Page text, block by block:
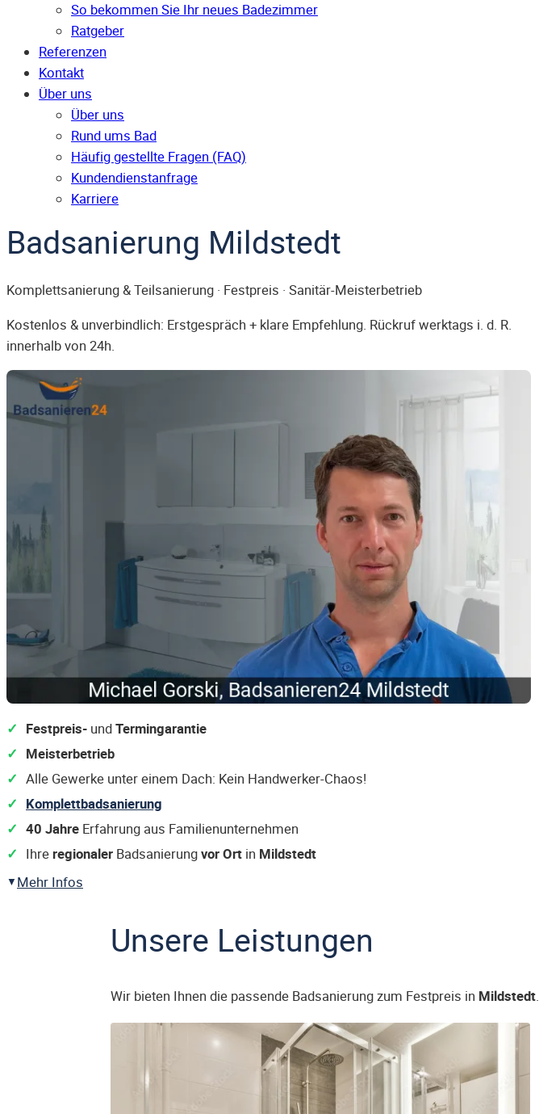
So bekommen Sie Ihr neues Badezimmer
Ratgeber
Referenzen
Kontakt
Über uns
Über uns
Rund ums Bad
Häufig gestellte Fragen (FAQ)
Kunden­dienst­anfrage
Karriere
Badsanierung Mildstedt
Komplettsanierung & Teilsanierung · Festpreis · Sanitär-Meisterbetrieb
Kostenlos & unverbindlich: Erstgespräch + klare Empfehlung. Rückruf werktags i. d. R.
innerhalb von 24h.
Festpreis- undTermingarantie
Meisterbetrieb
Alle Gewerke unter einem Dach: Kein Handwerker-Chaos!
Komplettbadsanierung
40 Jahre Erfahrung aus Familienunternehmen
Ihre regionaler Badsanierungvor Ort in Mildstedt
Mehr Infos
Unsere Leistungen
Wir bieten Ihnen die passende Badsanierung zum Festpreis in Mildstedt.